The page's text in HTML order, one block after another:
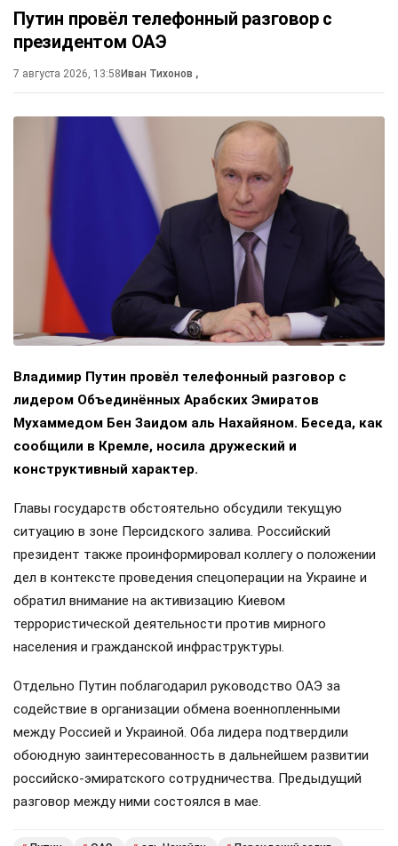
Путин провёл телефонный разговор с
президентом ОАЭ
7 августа 2026, 13:58Иван Тихонов ,
Владимир Путин провёл телефонный разговор с
лидером Объединённых Арабских Эмиратов
Мухаммедом Бен Заидом аль Нахайяном. Беседа, как
сообщили в Кремле, носила дружеский и
конструктивный характер.
Главы государств обстоятельно обсудили текущую
ситуацию в зоне Персидского залива. Российский
президент также проинформировал коллегу о положении
дел в контексте проведения спецоперации на Украине и
обратил внимание на активизацию Киевом
террористической деятельности против мирного
населения и гражданской инфраструктуры.
Отдельно Путин поблагодарил руководство ОАЭ за
содействие в организации обмена военнопленными
между Россией и Украиной. Оба лидера подтвердили
обоюдную заинтересованность в дальнейшем развитии
российско-эмиратского сотрудничества. Предыдущий
разговор между ними состоялся в мае.